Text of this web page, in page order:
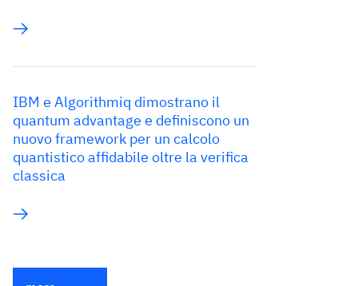
IBM e Algorithmiq dimostrano il
quantum advantage e definiscono un
nuovo framework per un calcolo
quantistico affidabile oltre la verifica
classica